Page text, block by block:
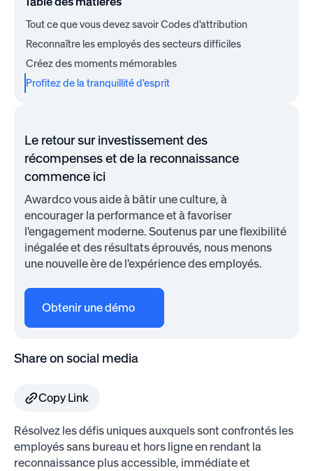
Tout ce que vous devez savoir Codes d'attribution
Reconnaître les employés des secteurs difficiles
Créez des moments mémorables
Profitez de la tranquillité d'esprit
Le retour sur investissement des
récompenses et de la reconnaissance
commence ici
Awardco vous aide à bâtir une culture, à
encourager la performance et à favoriser
l'engagement moderne. Soutenus par une flexibilité
inégalée et des résultats éprouvés, nous menons
une nouvelle ère de l'expérience des employés.
Obtenir une démo
Share on social media
Copy Link
Résolvez les défis uniques auxquels sont confrontés les
employés sans bureau et hors ligne en rendant la
reconnaissance plus accessible, immédiate et